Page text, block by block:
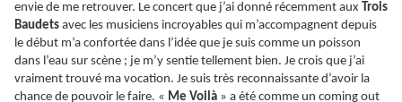
envie de me retrouver. Le concert que j’ai donné récemment aux Trois
Baudets avec les musiciens incroyables qui m’accompagnent depuis
le début m’a confortée dans l’idée que je suis comme un poisson
dans l’eau sur scène ; je m’y sentie tellement bien. Je crois que j’ai
vraiment trouvé ma vocation. Je suis très reconnaissante d’avoir la
chance de pouvoir le faire. « Me Voilà » a été comme un coming out